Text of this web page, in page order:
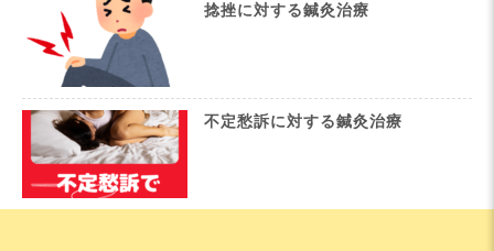
捻挫に対する鍼灸治療
不定愁訴に対する鍼灸治療